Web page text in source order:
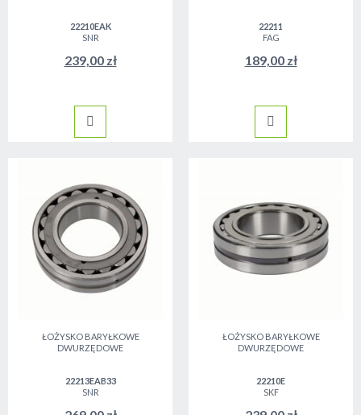
22210EAK
SNR
239,00 zł
22211
FAG
189,00 zł
ŁOŻYSKO BARYŁKOWE
DWURZĘDOWE
22213EAB33
SNR
ŁOŻYSKO BARYŁKOWE
DWURZĘDOWE
22210E
SKF